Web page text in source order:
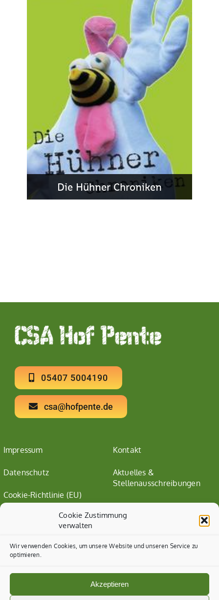
Cookie Zustimmung
verwalten
Wir verwenden Cookies, um unsere Website und unseren Service zu
optimieren.
Akzeptieren
Die Hühner Chroniken
05407 5004190
csa@hofpente.de
Impressum
Datenschutz
Cookie-Richtlinie (EU)
Kontakt
Aktuelles &
Stellenausschreibungen